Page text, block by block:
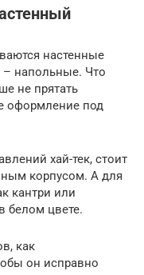
настенные
– напольные. Что
не прятать
оформление под
хай-тек, стоит
корпусом. А для
кантри или
белом цвете.
как
он исправно